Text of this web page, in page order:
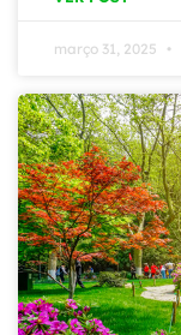
março 31, 2025